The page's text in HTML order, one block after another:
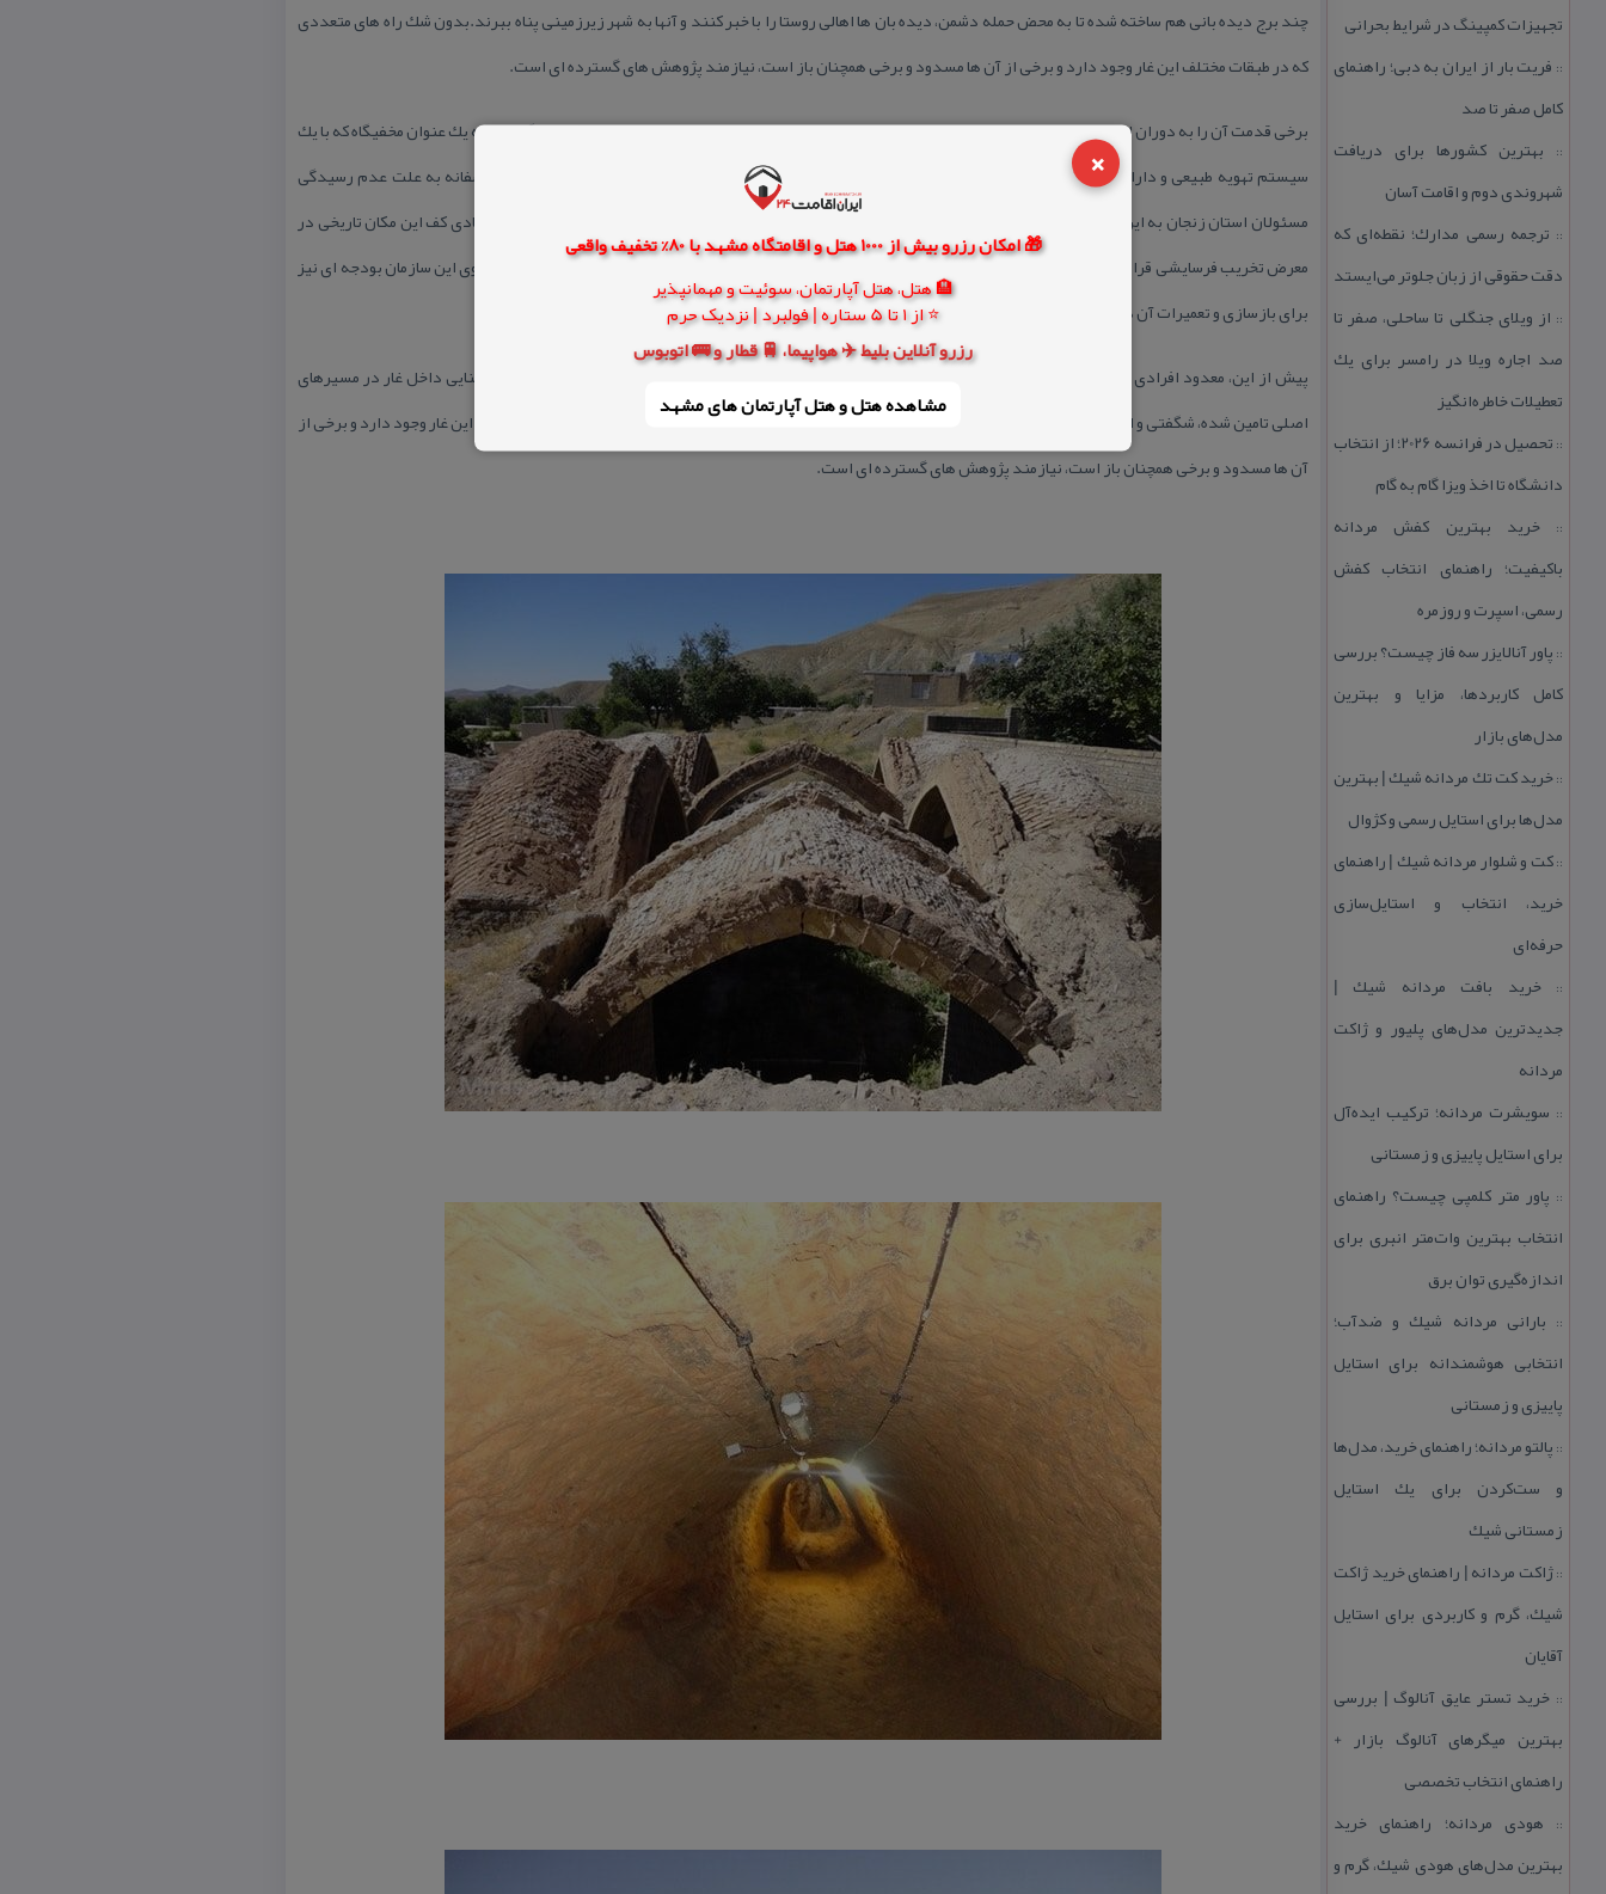
×
🎁 امکان رزرو بیش از 1000 هتل و اقامتگاه مشهد با 80% تخفیف واقعی
🏨 هتل، هتل آپارتمان، سوئیت و مهمانپذیر
⭐ از 1 تا 5 ستاره | فولبرد | نزدیک حرم
رزرو آنلاین بلیط ✈️ هواپیما، 🚆 قطار و 🚌 اتوبوس
مشاهده هتل و هتل‌ آپارتمان های مشهد
تجهیزات كمپینگ در شرایط بحرانی
:: فریت بار از ایران به دبی؛ راهنمای
كامل صفر تا صد
:: بهترین كشورها برای دریافت
شهروندی دوم و اقامت آسان
:: ترجمه رسمی مدارك؛ نقطه‌ای كه
دقت حقوقی از زبان جلوتر می‌ایستد
:: از ویلای جنگلی تا ساحلی، صفر تا
صد اجاره ویلا در رامسر برای یك
تعطیلات خاطره‌انگیز
::
تحصیل در فرانسه 2026؛ از انتخاب
دانشگاه تا اخذ ویزا گام به گام
::خرید بهترین كفش مردانه
باكیفیت؛ راهنمای انتخاب كفش
رسمی، اسپرت و روزمره
:: پاور آنالایزر سه فاز چیست؟ بررسی
كامل كاربردها، مزایا و بهترین
مدل‌های بازار
::خرید كت تك مردانه شیك | بهترین
مدل‌ها برای استایل رسمی و كژوال
::كت و شلوار مردانه شیك | راهنمای
خرید، انتخاب و استایل‌سازی
حرفه‌ای
::خرید بافت مردانه شیك |
جدیدترین مدل‌های پلیور و ژاكت
مردانه
:: سویشرت مردانه؛ تركیب ایده‌آل
برای استایل پاییزی و زمستانی
:: پاور متر كلمپی چیست؟ راهنمای
انتخاب بهترین وات‌متر انبری برای
اندازه‌گیری توان برق
:: بارانی مردانه شیك و ضدآب؛
انتخابی هوشمندانه برای استایل
پاییزی و زمستانی
:: پالتو مردانه؛ راهنمای خرید، مدل‌ها
و ست‌كردن برای یك استایل
زمستانی شیك
::ژاكت مردانه | راهنمای خرید ژاكت
شیك، گرم و كاربردی برای استایل
آقایان
:: خرید تستر عایق آنالوگ | بررسی
بهترین میگرهای آنالوگ بازار +
راهنمای انتخاب تخصصی
:: هودی مردانه؛ راهنمای خرید
بهترین مدل‌های هودی شیك، گرم و
چند برج دیده بانی هم ساخته شده تا به محض حمله دشمن، دیده بان ها اهالی روستا را با خبر كنند و آنها به شهر زیرزمینی پناه ببرند.بدون شك راه های متعددی
كه در طبقات مختلف این غار وجود دارد و برخی از آن ها مسدود و برخی همچنان باز است، نیازمند پژوهش های گسترده ای است.
برخی قدمت آن را به دوران استیلای مغلان بر ایران تخمین میزنند و برخی به دوره سلجوقیان. از آنچه پیدا ست این مكان در گذشته به یك عنوان مخفیگاه كه با یك
سیستم تهویه طبیعی و دارای چند طبقه بر روی یكدیگر ساخته شده بوده است و مورد استفاده ساكنین آن منطقه بوده است.متاسفانه به علت عدم رسیدگی
مسئولان استان زنجان به این مكان ارزشمند تاریخی و نفوذ آب و رطوبت به سقف و دیواره‌ها و جمع شدن سیلاب‌ها در طی سالیان متمادی كف این مكان تاریخی در
معرض تخریب فرسایشی قرار داشت، اما مدتی است كه از سوی سازمان میراث فرهنگی استان زنجان مورد توجه قرار گرفته و گویا از سوی این سازمان بودجه ای نیز
برای بازسازی و تعمیرات آن در نظر گرفته شده است.
پیش از این، معدود افرادی كه دژمنده را دیده بودند با استفاده از وسایل ابتدایی و شخصی به داخل آن می رفتند و اینك كه روشنایی داخل غار در مسیرهای
اصلی تامین شده، شگفتی و اعجاب این اثر ویژه تاریخی بیش از پیش قابل درك است. بدون شك راه های متعددی كه در طبقات مختلف این غار وجود دارد و برخی از
آن ها مسدود و برخی همچنان باز است، نیازمند پژوهش های گسترده ای است.